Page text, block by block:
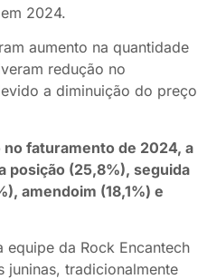
2024.
aumento na quantidade
redução no
a diminuição do preço
faturamento de 2024, a
posição (25,8%), seguida
amendoim (18,1%) e
equipe da Rock Encantech
juninas, tradicionalmente